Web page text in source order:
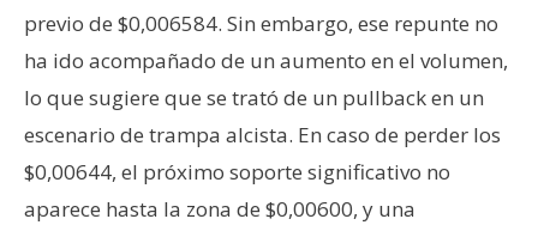
previo de $0,006584. Sin embargo, ese repunte no
ha ido acompañado de un aumento en el volumen,
lo que sugiere que se trató de un pullback en un
escenario de trampa alcista. En caso de perder los
$0,00644, el próximo soporte significativo no
aparece hasta la zona de $0,00600, y una